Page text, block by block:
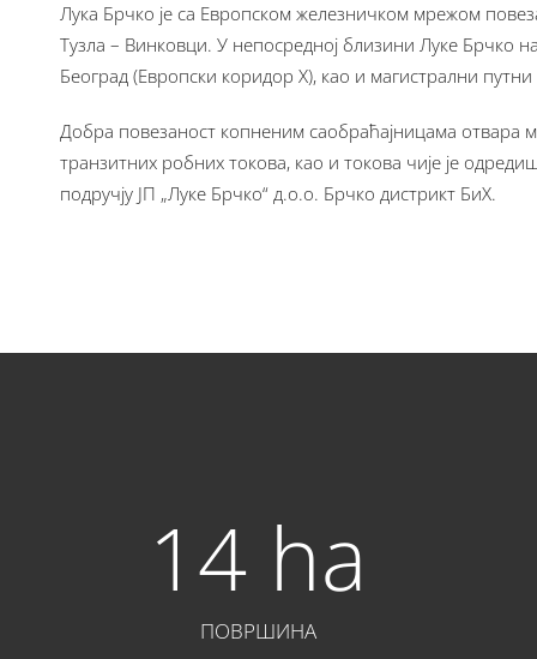
Лука Брчко је са Европском железничком мрежом
Тузла – Винковци. У непосредној близини Луке Брчко
Београд (Европски коридор Х), као и магистрални
Добра повезаност копненим саобраћајницама отвара
транзитних робних токова, као и токова чије је
подручју ЈП „Луке Брчко“ д.о.о. Брчко дистрикт БиХ.
14 ha
ПОВРШИНА